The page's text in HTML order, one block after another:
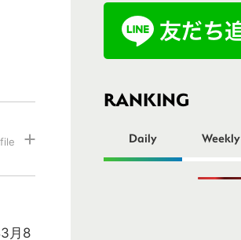
月8
サ
イ
バ
RANKING
Daily Weekly